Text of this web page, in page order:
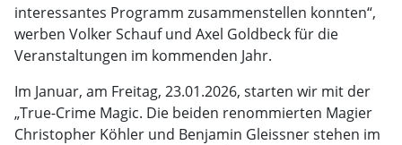
interessantes Programm zusammenstellen konnten“,
werben Volker Schauf und Axel Goldbeck für die
Veranstaltungen im kommenden Jahr.
Im Januar, am Freitag, 23.01.2026, starten wir mit der
„True-Crime Magic. Die beiden renommierten Magier
Christopher Köhler und Benjamin Gleissner stehen im